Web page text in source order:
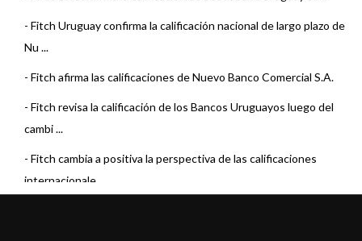
- Fitch Uruguay confirma la calificación nacional de largo plazo de
Nu ...
- Fitch afirma las calificaciones de Nuevo Banco Comercial S.A.
- Fitch revisa la calificación de los Bancos Uruguayos luego del
cambi ...
- Fitch cambia a positiva la perspectiva de las calificaciones
internacionale ...